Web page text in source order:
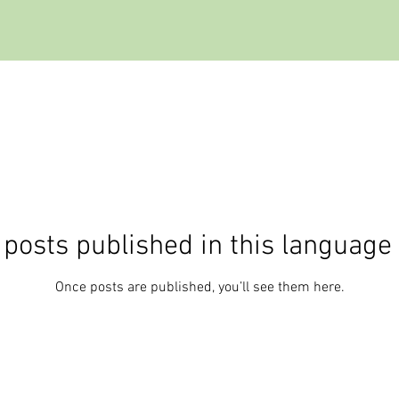
published in this language
Once posts are published, you’ll see them here.